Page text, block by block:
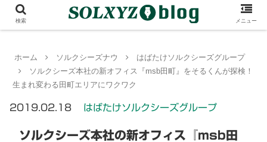
ホーム ソルクシーズナウ
はばたけソルクシーズグループ
ソルクシーズ本社の新オフィス『msb田町』をそるくんが探検！
生まれ変わる田町エリアにワクワク
2019.02.18 はばたけソルクシーズグループ
ソルクシーズ本社の新オフィス『msb田
検索 メニュー